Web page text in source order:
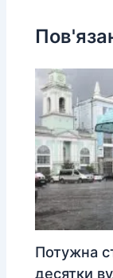
Потужна
десятки